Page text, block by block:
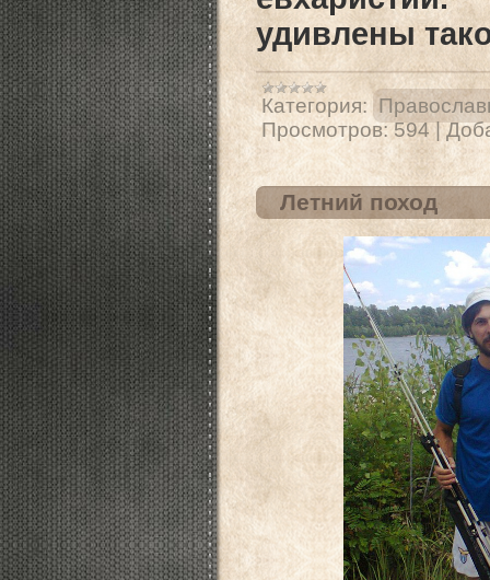
удивлены
Категория:
Просмотров: 594 |
Летний поход